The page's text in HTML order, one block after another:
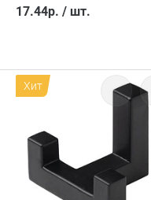
17.44р. / шт.
Хит